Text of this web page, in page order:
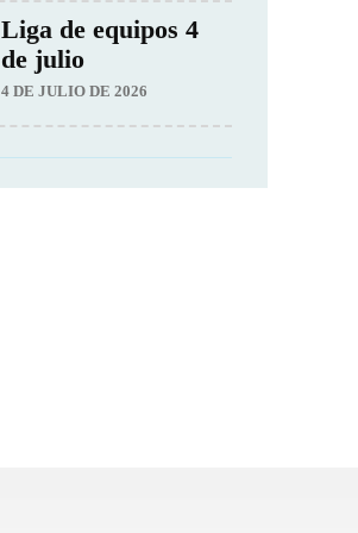
Liga de equipos 4
de julio
4 DE JULIO DE 2026